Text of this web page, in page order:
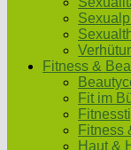
Fitness &
Fit im
Fitness
Haut &